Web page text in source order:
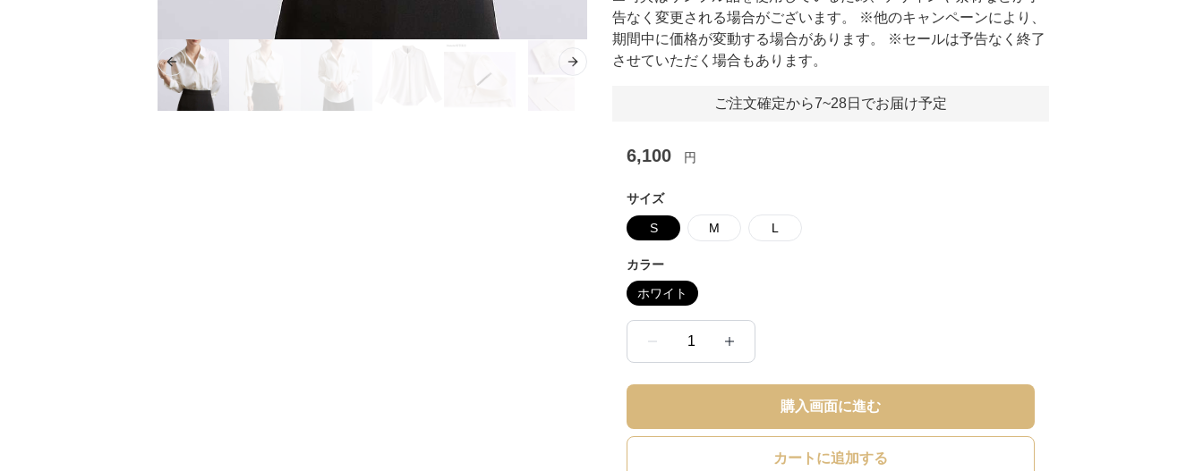
Previous slide Next slide
告なく変更される場合がございます。 ※他のキャンペーンにより、
期間中に価格が変動する場合があります。 ※セールは予告なく終了
させていただく場合もあります。
ご注文確定から7~28日でお届け予定
6,100 円
サイズ
S M L
カラー
ホワイト
1
購入画面に進む
カートに追加する